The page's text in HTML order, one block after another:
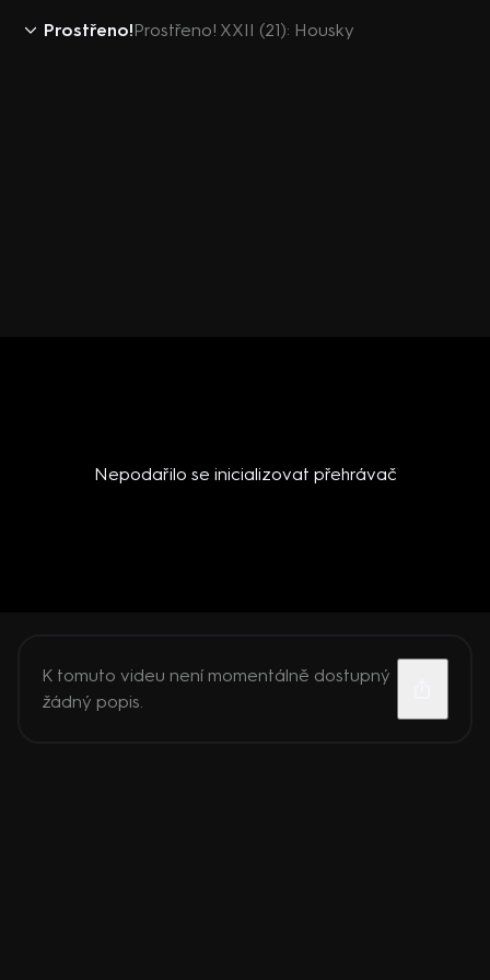
Prostřeno!Prostřeno! XXII (21): Housky
Nepodařilo se inicializovat přehrávač
K tomuto videu není momentálně dostupný
žádný popis.